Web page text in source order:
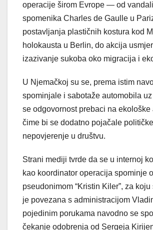
operacije širom Evrope — od
spomenika Charles de Gaulle u
postavljanja plastičnih kostura kod
holokausta u Berlin, do akcija
izazivanje sukoba oko migracija i
U Njemačkoj su se, prema istim
spominjale i sabotaže automobila
se odgovornost prebaci na ekološke
čime bi se dodatno pojačale
nepovjerenje u društvu.
Strani mediji tvrde da se u internoj
kao koordinator operacija spominje
pseudonimom “Kristin Kiler”, za
je povezana s administracijom
pojedinim porukama navodno se
čekanje odobrenja od Sergeja